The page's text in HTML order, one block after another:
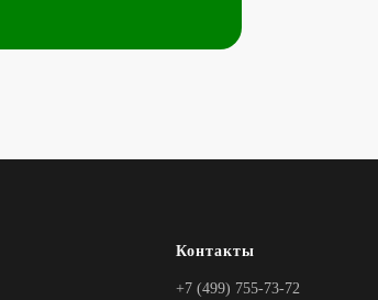
Контакты
+7 (499) 755-73-72